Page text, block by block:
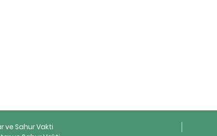
ve Sahur Vakti